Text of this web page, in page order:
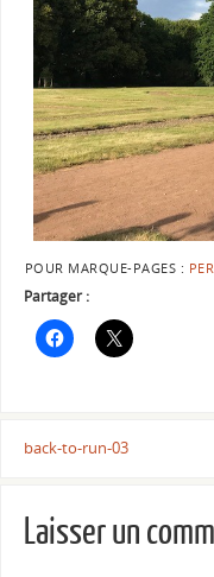
POUR MARQUE-PAGES :
Partager :
back-to-run-03
Laisser un